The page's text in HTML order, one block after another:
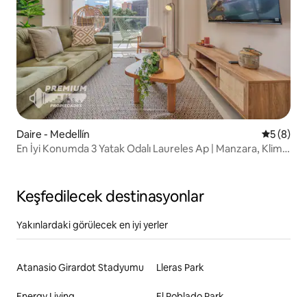
Daire - Medellín 55 (8)
En İyi Konumda 3 Yatak Odalı Laureles Ap | Manzara, Klima,
Keşfedilecek destinasyonlar
Yakınlardaki görülecek en iyi yerler
Atanasio Girardot Stadyumu Lleras Park